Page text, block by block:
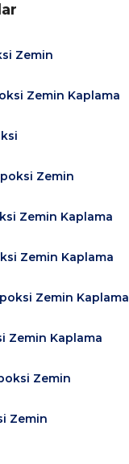
Zemin
Zemin Kaplama
Zemin
Zemin Kaplama
Zemin Kaplama
Zemin Kaplama
Zemin Kaplama
Zemin
Zemin